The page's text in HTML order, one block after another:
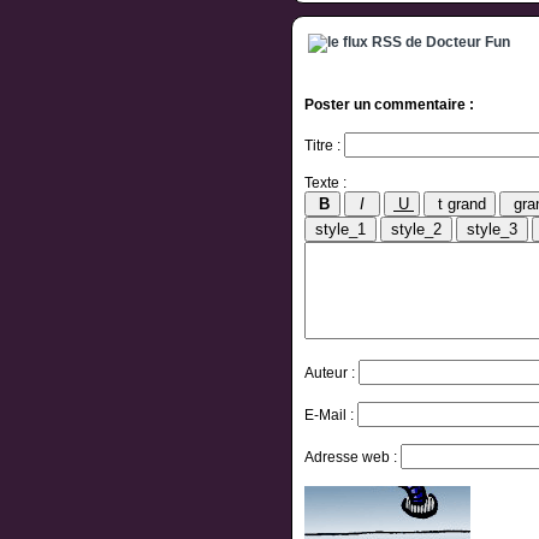
Poster un commentaire :
Titre :
Texte :
Auteur :
E-Mail :
Adresse web :